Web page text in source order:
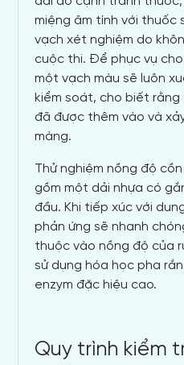
miệng âm tính với thuốc
vạch xét nghiệm do
cuộc thi. Để phục vụ
một vạch màu sẽ luôn
kiểm soát, cho biết
đã được thêm vào và
màng.
Thử nghiệm nồng độ
gồm một dải nhựa có
đầu. Khi tiếp xúc với
phản ứng sẽ nhanh
thuộc vào nồng độ của
sử dụng hóa học pha
enzym đặc hiệu cao.
Quy trình kiểm